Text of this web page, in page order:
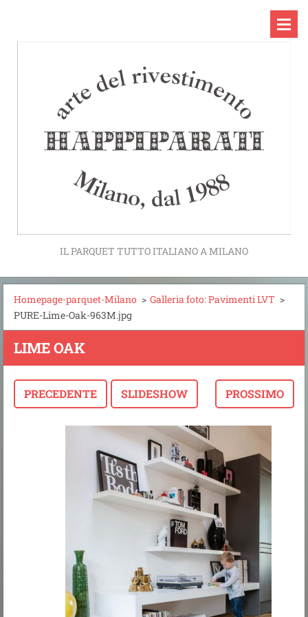
IL PARQUET TUTTO ITALIANO A MILANO
Homepage-parquet-Milano > Galleria foto: Pavimenti LVT >
PURE-Lime-Oak-963M.jpg
LIME OAK
PRECEDENTE SLIDESHOW PROSSIMO